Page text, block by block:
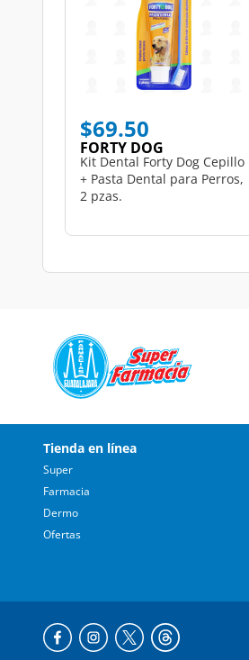
$69.50
FORTY DOG
Kit Dental Forty Dog Cepillo
+ Pasta Dental para Perros,
2 pzas.
Tienda en línea
Super
Farmacia
Dermo
Ofertas